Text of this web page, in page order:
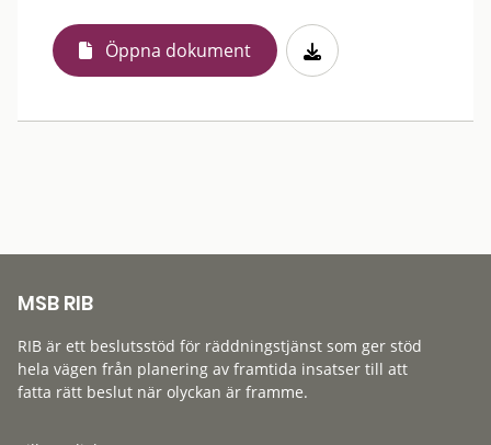
Öppna dokument
MSB RIB
RIB är ett beslutsstöd för räddningstjänst som ger stöd
hela vägen från planering av framtida insatser till att
fatta rätt beslut när olyckan är framme.